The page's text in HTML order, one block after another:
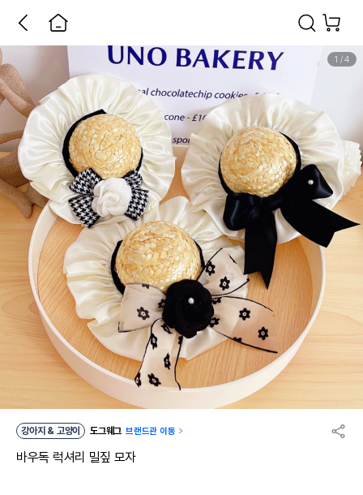
1 /4
강아지 & 고양이 도그웨그 브랜드관 이동
바우독 럭셔리 밀짚 모자